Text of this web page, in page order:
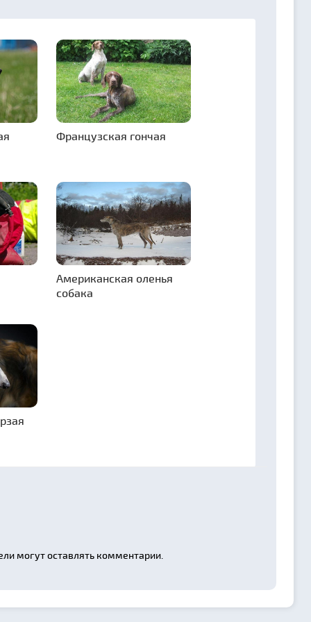
Французская гончая
Американская оленья
собака
могут оставлять комментарии.